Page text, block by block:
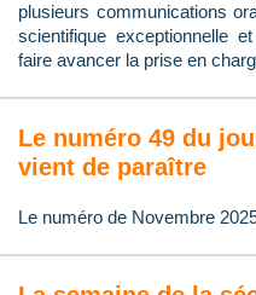
plusieurs communications
scientifique exceptionnelle
faire avancer la prise en
Le numéro 49 du
vient de paraître
Le numéro de Novembre